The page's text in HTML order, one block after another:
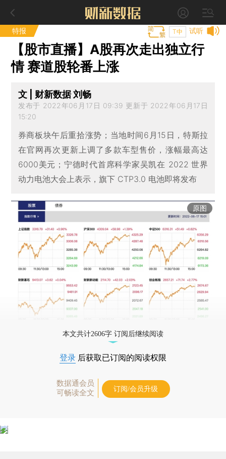
特报 试听
T中
【股市直播】A股再次走出独立行
情 赛道股轮番上涨
文 | 财新数据 刘畅
发布于 2022年06月17日 09:39 更新于 2022年06月17日
15:20
券商板块午后重拾涨势；当地时间6月15日，特斯拉
在官网再次更新上调了多款车型售价，涨幅最高达
6000美元；宁德时代首席科学家吴凯在 2022 世界
动力电池大会上表示，旗下 CTP3.0 电池即将发布
原图
本文共计2606字 订阅后继续阅读
登录 后获取已订阅的阅读权限
数据通会员
可畅读全文
订阅/会员升级